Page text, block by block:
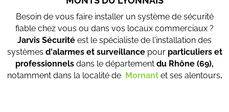
Besoin de vous faire installer un système de sécurité
fiable chez vous ou dans vos locaux commerciaux ?
Jarvis Sécurité est le spécialiste de l'installation des
systèmes d'alarmes et surveillance pour particuliers et
professionnels dans le département du Rhône (69),
notamment dans la localité de Mornant et ses alentours.